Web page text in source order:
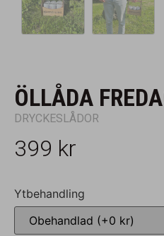
ÖLLÅDA
DRYCKESLÅDOR
399 kr
Ytbehandling